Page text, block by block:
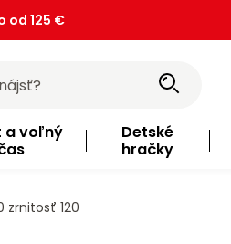
od 125 €
a voľný
Detské
hračky
zrnitosť 120